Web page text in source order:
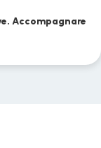
Accompagnare